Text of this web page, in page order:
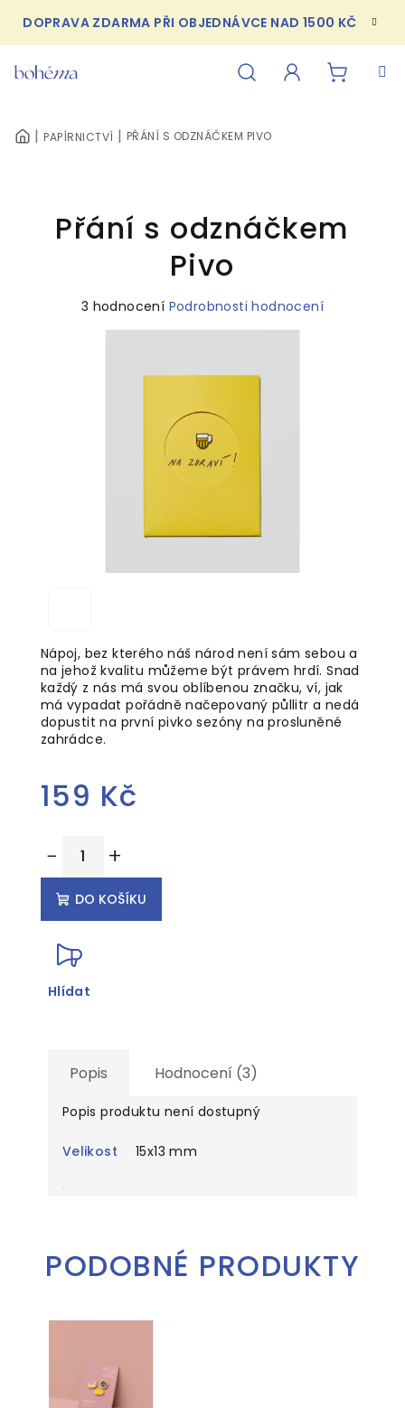
obsah
DOPRAVA ZDARMA PŘI OBJEDNÁVCE NAD 1500 KČ
DOMŮPAPÍRNICTVÍ PŘÁNÍ S ODZNÁČKEM PIVO
Nápoj, bez kterého náš národ není sám sebou a
na jehož kvalitu můžeme být právem hrdí. Snad
každý z nás má svou oblíbenou značku, ví, jak
má vypadat pořádně načepovaný půllitr a nedá
dopustit na první pivko sezóny na prosluněné
zahrádce.
159 Kč
cena:
+
−
DO KOŠÍKU
Hlídat
Přání s odznáčkem
Pivo
Průměrné
3 hodnocení Podrobnosti hodnocení
Popis Hodnocení (3)
Popis produktu není dostupný
Velikost 15x13 mm
PODOBNÉ PRODUKTY